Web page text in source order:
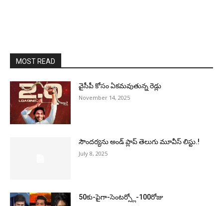
MOST READ
వైసీపీ కోసం ఏక‌మ‌వుతున్న రెడ్లు
November 14, 2025
సౌందర్యను అండ్‌ ప్లాప్‌ తెలుగు మూవీస్‌ లిస్టు.!
July 8, 2025
50కు-పైగా-సెంటర్స్లో-100రోజు